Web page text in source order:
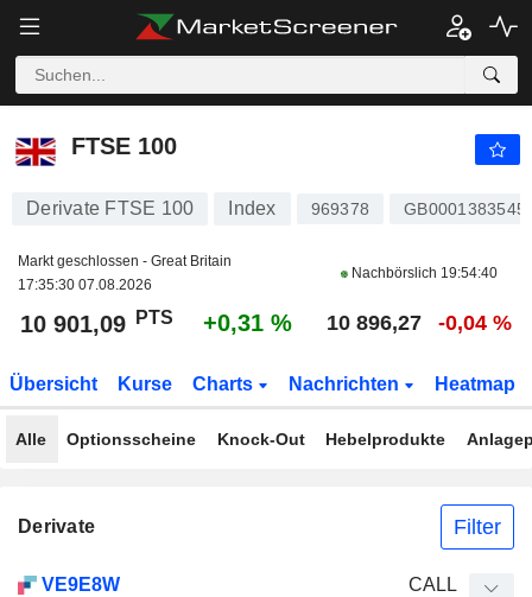
FTSE 100
FTSE 100
Derivate FTSE 100 Index 969378 GB0001383545
Markt geschlossen - Great Britain
17:35:30 07.08.2026
Nachbörslich 19:54:40
10 901,09 PTS +0,31 % 10 896,27 -0,04 %
Übersicht Kurse Charts Nachrichten Heatmap
Alle Optionsscheine Knock-Out Hebelprodukte
Derivate Filter
WKN Typ Produkttyp Hebel Parität
VE9E8W CALL